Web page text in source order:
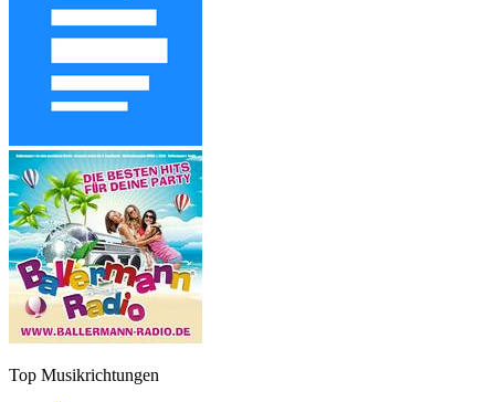
Top Musikrichtungen